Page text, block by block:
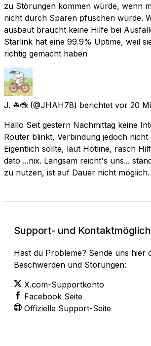
zu Störungen kommen würde, wenn
nicht durch Sparen pfuschen würde.
ausbaut braucht keine Hilfe bei
Starlink hat eine 99.9% Uptime, weil
richtig gemacht haben
J. ☘🐞 (@JHAH78) berichtet vor 20
Hallo Seit gestern Nachmittag keine
Router blinkt, Verbindung jedoch nicht
Eigentlich sollte, laut Hotline, rasch
dato ...nix. Langsam reicht's uns...
zu nutzen, ist auf Dauer nicht möglich.
Support- und
Hast du Probleme? Sende uns hier
Beschwerden und Störungen:
X.com-Supportkonto
Facebook Seite
Offizielle Support-Seite